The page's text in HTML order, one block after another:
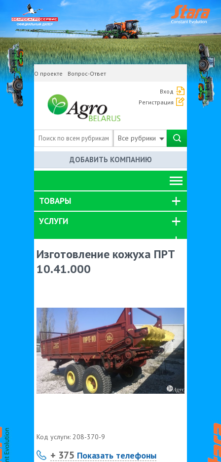
О проекте Вопрос-Ответ
Вход
Регистрация
Все рубрики
ДОБАВИТЬ КОМПАНИЮ
ТОВАРЫ
УСЛУГИ
Изготовление кожуха ПРТ
10.41.000
Код услуги: 208-370-9
+ 375 Показать телефоны